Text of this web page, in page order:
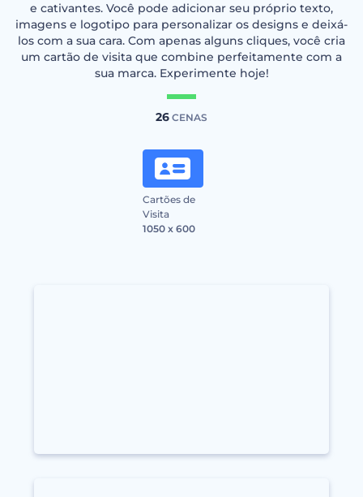
e cativantes. Você pode adicionar seu próprio texto,
imagens e logotipo para personalizar os designs e deixá-
los com a sua cara. Com apenas alguns cliques, você cria
um cartão de visita que combine perfeitamente com a
sua marca. Experimente hoje!
26 CENAS
Cartões de
Visita
1050 x 600